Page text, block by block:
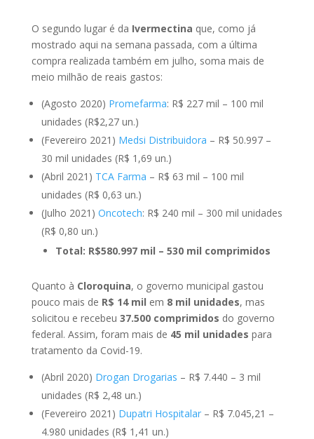
O segundo lugar é da Ivermectina que, como já
mostrado aqui na semana passada, com a última
compra realizada também em julho, soma mais de
meio milhão de reais gastos:
(Agosto 2020) Promefarma: R$ 227 mil – 100 mil
unidades (R$2,27 un.)
(Fevereiro 2021) Medsi Distribuidora – R$ 50.997 –
30 mil unidades (R$ 1,69 un.)
(Abril 2021) TCA Farma – R$ 63 mil – 100 mil
unidades (R$ 0,63 un.)
(Julho 2021) Oncotech: R$ 240 mil – 300 mil unidades
(R$ 0,80 un.)
Total: R$580.997 mil – 530 mil comprimidos
Quanto à Cloroquina, o governo municipal gastou
pouco mais de R$ 14 mil em 8 mil unidades, mas
solicitou e recebeu 37.500 comprimidos do governo
federal. Assim, foram mais de 45 mil unidades para
tratamento da Covid-19.
(Abril 2020) Drogan Drogarias – R$ 7.440 – 3 mil
unidades (R$ 2,48 un.)
(Fevereiro 2021) Dupatri Hospitalar– R$ 7.045,21 –
4.980 unidades (R$ 1,41 un.)